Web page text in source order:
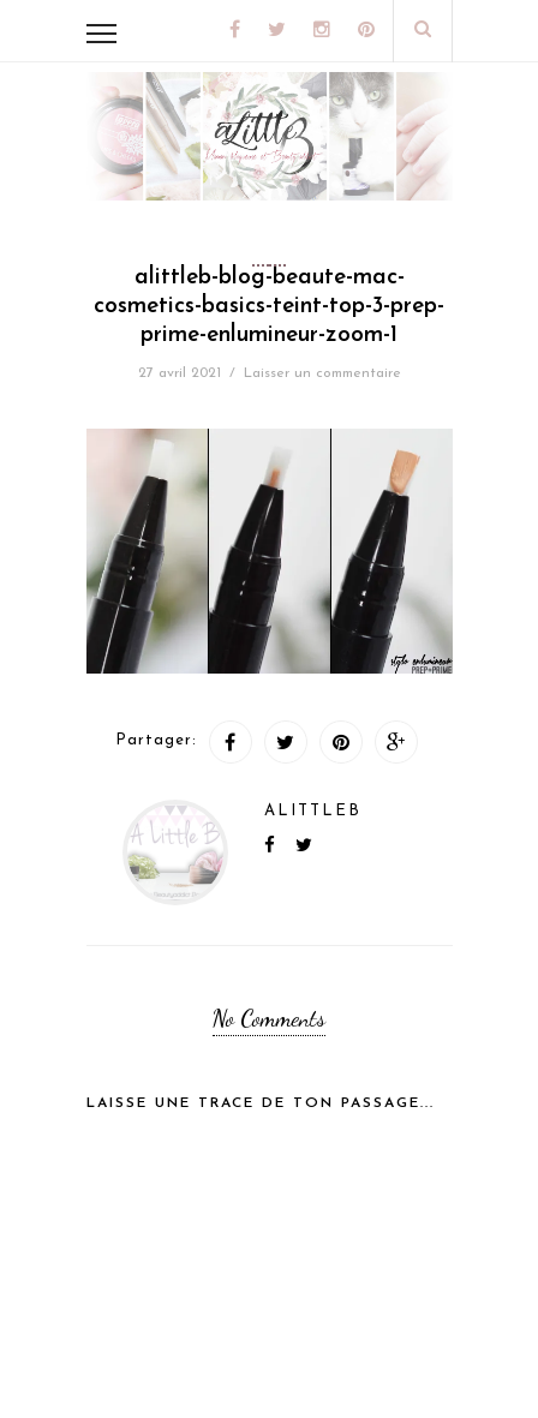
alittleb-blog-beaute-mac-
cosmetics-basics-teint-top-3-prep-
prime-enlumineur-zoom-1
27 avril 2021 / Laisser un commentaire
Partager:
ALITTLEB
No Comments
LAISSE UNE TRACE DE TON PASSAGE...